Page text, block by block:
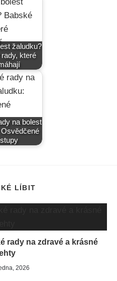
žaludku?
které
na bolest
LÍBIT
rady na zdravé a krásné
2026